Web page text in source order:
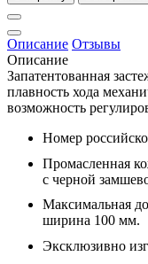
Описание Отзывы
Описание
Запатентованная
плавность хода
возможность
Номер
Промасленная
с черной
Максимальная
ширина 100 мм.
Эксклюзивно